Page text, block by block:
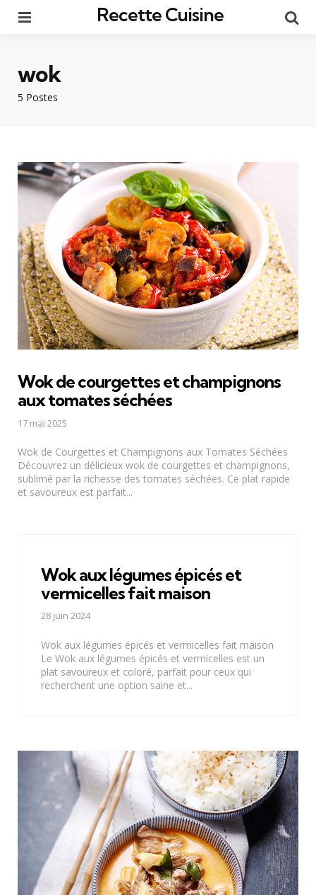
Recette Cuisine
5 Postes
wok
Wok de courgettes et champignons
aux tomates séchées
17 mai 2025
Wok de Courgettes et Champignons aux Tomates Séchées
Découvrez un délicieux wok de courgettes et champignons,
sublimé par la richesse des tomates séchées. Ce plat rapide
et savoureux est parfait...
Wok aux légumes épicés et
vermicelles fait maison
28 juin 2024
Wok aux légumes épicés et vermicelles fait maison
Le Wok aux légumes épicés et vermicelles est un
plat savoureux et coloré, parfait pour ceux qui
recherchent une option saine et...